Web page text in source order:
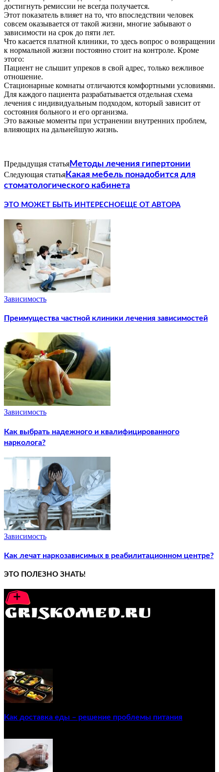
достигнуть ремиссии не всегда получается.
Этот показатель влияет на то, что впоследствии человек
совсем оказывается от такой жизни, многие забывают о
зависимости на срок до пяти лет.
Что касается платной клиники, то здесь вопрос о возвращении
к нормальной жизни постоянно стоит на контроле. Кроме
этого:
Пациент не слышит упреков в свой адрес, только вежливое
отношение.
Стационарные комнаты отличаются комфортными условиями.
Для каждого пациента разрабатывается отдельная схема
лечения с индивидуальным подходом, который зависит от
состояния больного и его организма.
Это важные моменты при устранении внутренних проблем,
влияющих на дальнейшую жизнь.
Предыдущая статьяМетоды лечения гипертонии
Следующая статьяКакая мебель понадобится для
стоматологического кабинета
ЭТО МОЖЕТ БЫТЬ ИНТЕРЕСНО ЕЩЕ ОТ АВТОРА
Зависимость
Преимущества частной клиники лечения зависимостей
Зависимость
Как выбрать надежного и квалифицированного
нарколога?
Зависимость
Как лечат наркозависимых в реабилитационном центре?
ЭТО ПОЛЕЗНО ЗНАТЬ!
Как доставка еды – решение проблемы питания